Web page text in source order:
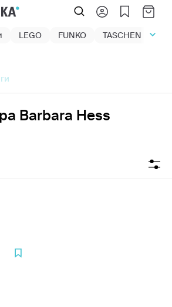
LEGO FUNKO TASCHEN
Barbara Hess